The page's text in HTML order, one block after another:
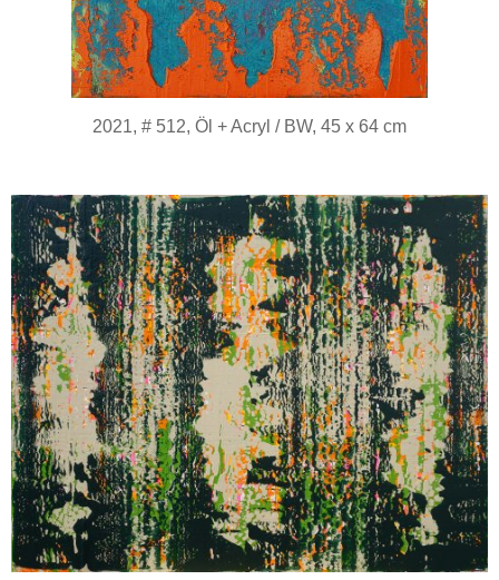
2021, # 512, Öl + Acryl / BW, 45 x 64 cm